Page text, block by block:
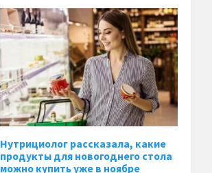
Нутрициолог рассказала, какие
продукты для новогоднего стола
можно купить уже в ноябре